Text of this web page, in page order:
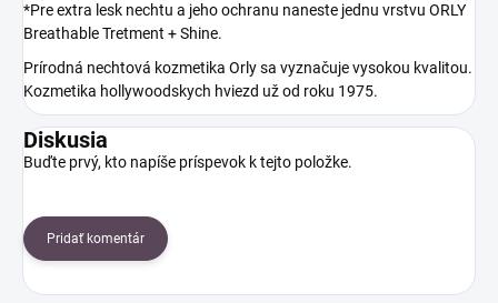
*Pre extra lesk nechtu a jeho ochranu naneste jednu vrstvu ORLY
Breathable Tretment + Shine.
Prírodná nechtová kozmetika Orly sa vyznačuje vysokou kvalitou.
Kozmetika hollywoodskych hviezd už od roku 1975.
Diskusia
Buďte prvý, kto napíše príspevok k tejto položke.
Pridať komentár